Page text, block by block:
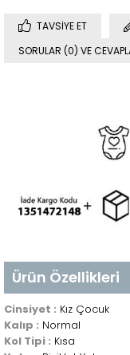
TAVSIYE ET
SORULAR (0) VE
Ürün Özellikleri
Cinsiyet : Kız Çocuk
Kalıp : Normal
Kol Tipi : Kısa